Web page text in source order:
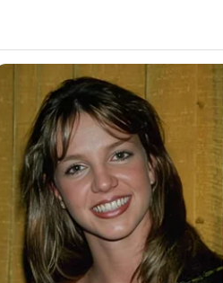
PTM (11:30)
PT (14:30)
PTV (16:30)
Coruja (21:30)
Federal
POR ANO (SÓ ANOS COM APARIÇÃO)
5